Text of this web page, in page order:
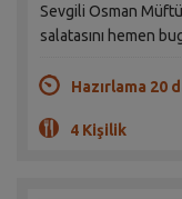
Sevgili Osman
salatasını hemen
Hazırlama 20
4 Kişilik